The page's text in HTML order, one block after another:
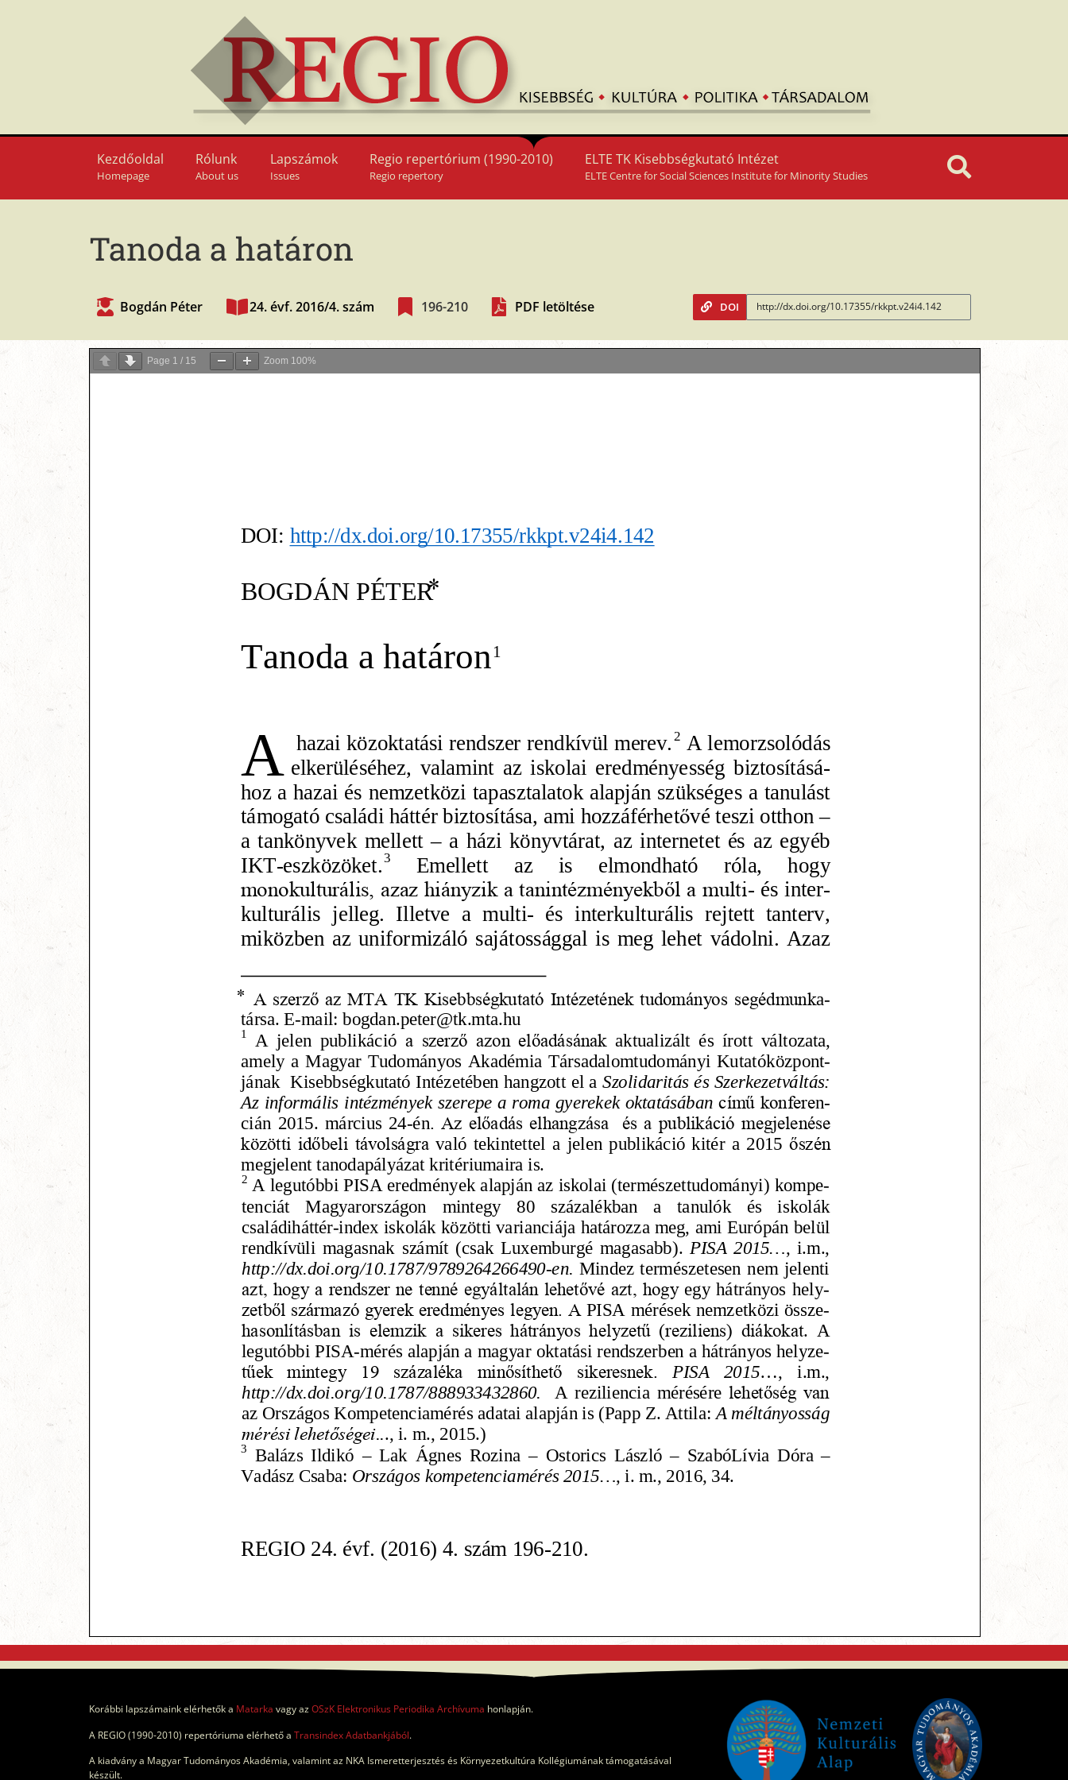
Kezdőoldal
Homepage
Rólunk
About us
Lapszámok
Issues
Regio repertórium (1990-2010)
Regio repertory
ELTE TK Kisebbségkutató Intézet
ELTE Centre for Social Sciences Institute for Minority Studies
Tanoda a határon
Bogdán Péter 24. évf. 2016/4. szám 196-210 PDF letöltése DOI
Page 1 / 15 Zoom 100%
Korábbi lapszámaink elérhetők a Matarka vagy azOSzK Elektronikus Periodika Archívuma honlapján.
A REGIO (1990-2010) repertóriuma elérhető a Transindex Adatbankjából.
A kiadvány a Magyar Tudományos Akadémia, valamint az NKA Ismeretterjesztés és Környezetkultúra Kollégiumának támogatásával
készült.